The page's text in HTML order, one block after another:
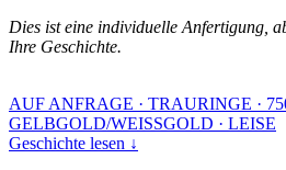
Dies ist eine individuelle Anfertigung,
Ihre Geschichte.
AUF ANFRAGE · TRAURINGE ·
GELBGOLD/WEISSGOLD · LEISE
Geschichte lesen ↓